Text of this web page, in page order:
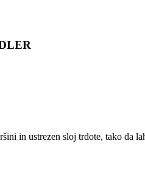
in ustrezen sloj trdote, tako